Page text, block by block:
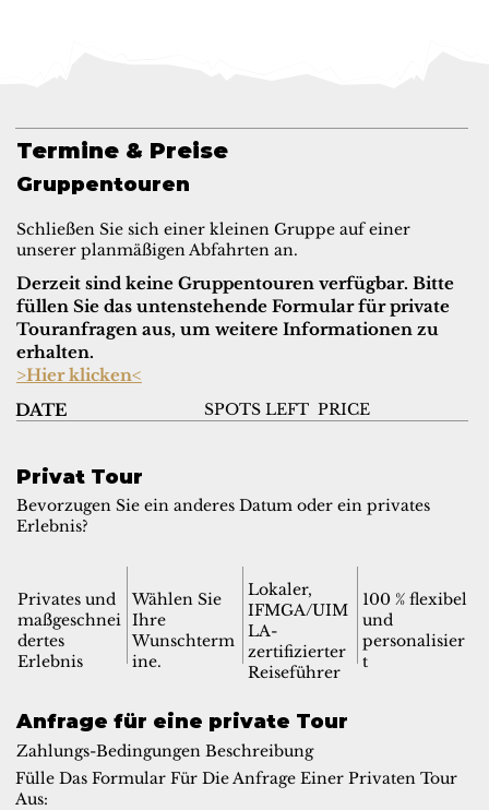
Termine & Preise
Gruppentouren
Schließen Sie sich einer kleinen Gruppe auf einer
unserer planmäßigen Abfahrten an.
Derzeit sind keine Gruppentouren verfügbar. Bitte
füllen Sie das untenstehende Formular für private
Touranfragen aus, um weitere Informationen zu
erhalten.
>Hier klicken<
DATE
SPOTS LEFT PRICE
Privat Tour
Bevorzugen Sie ein anderes Datum oder ein privates
Erlebnis?
Privates und
maßgeschnei
dertes
Erlebnis
Wählen Sie
Ihre
Wunschterm
ine.
Lokaler,
IFMGA/UIM
LA-
zertifizierter
Reiseführer
100 % flexibel
und
personalisier
t
Anfrage für eine private Tour
Zahlungs-Bedingungen Beschreibung
Fülle Das Formular Für Die Anfrage Einer Privaten Tour
Aus: